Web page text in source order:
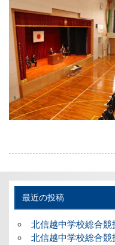
最近の投稿
北信越中学校総合
北信越中学校総合競